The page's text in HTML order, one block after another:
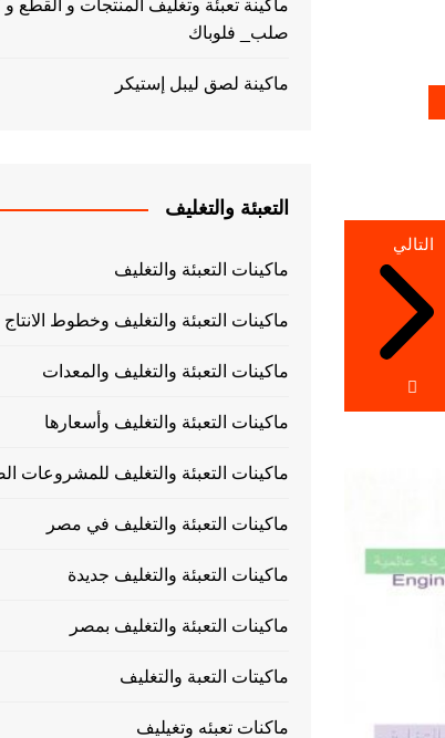
التالي
ماكينة تعبئة وتغليف المنتجات و القطع
صلب_ فلوباك
ماكينة لصق ليبل إستيكر
التعبئة والتغليف
ماكينات التعبئة والتغليف
ماكينات التعبئة والتغليف وخطوط الانتاج
ماكينات التعبئة والتغليف والمعدات
ماكينات التعبئة والتغليف وأسعارها
ماكينات التعبئة والتغليف للمشروعات
ماكينات التعبئة والتغليف في مصر
ماكينات التعبئة والتغليف جديدة
ماكينات التعبئة والتغليف بمصر
ماكيتات التعبة والتغليف
ماكنات تعبئه وتغيليف